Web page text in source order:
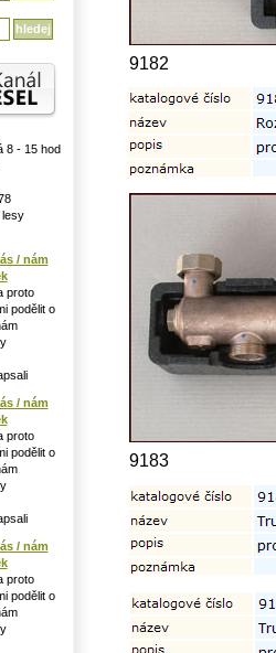
8 - 15 hod
lesy
/ nám
proto
podělit o
/ nám
proto
podělit o
/ nám
proto
podělit o
9182
9183